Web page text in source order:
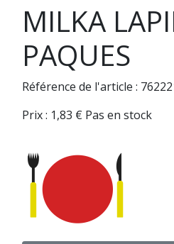
MILKA
PAQUES
Référence de l'article :
Prix : 1,83 € Pas en stock